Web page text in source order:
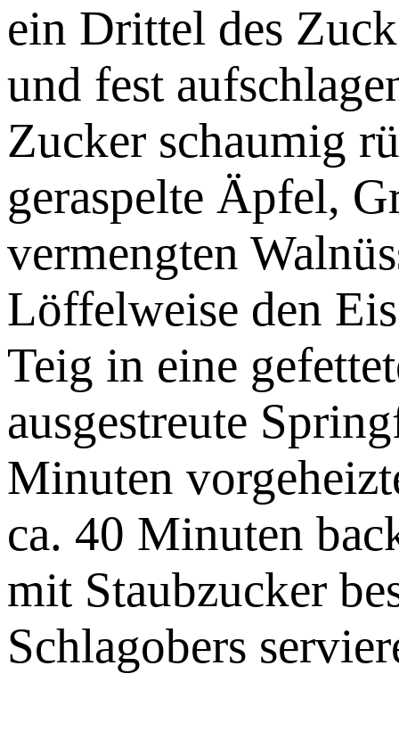
ein Drittel des
und fest
Zucker schaumig
geraspelte Äpfel,
vermengten
Löffelweise den
Teig in eine
ausgestreute
Minuten
ca. 40 Minuten
mit Staubzucker
Schlagobers